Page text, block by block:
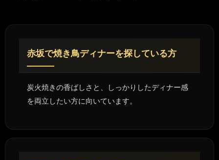
赤坂で焼き鳥ディナーを探している方
炭火焼きの香ばしさと、しっかりしたディナー感
を両立したい方に向いています。